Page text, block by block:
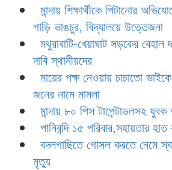
মান্দায় শিক্ষার্থীকে পিটানোর
গাড়ি ভাঙচুর, বিদ্যালয়ে উত্তেজনা
মথুরাবাটি-খেয়াঘাট সড়কের
দাবি স্থানীয়দের
মায়ের পক্ষ নেওয়ায় চাচাতো
জনের নামে মামলা
মান্দায় ৮০ পিস টাপেন্টাডলসহ
পানিবন্দি ১৫ পরিবার,সহায়তার
বদলগাছিতে গোসল করতে নেমে
মৃত্যু